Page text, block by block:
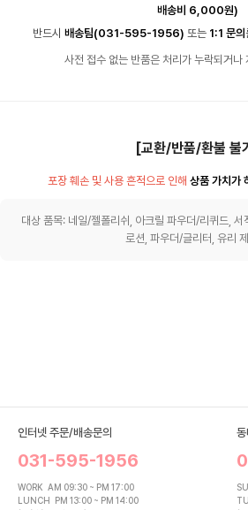
배송비 6,000원)
반드시 배송팀(031-595-1956) 또는 1:1 문의
사전 접수 없는 반품은 처리가 누락되거나
[교환/반품/환불 불
포장 훼손 및 사용 흔적으로 인해 상품 가치가
대상 품목: 네일/젤폴리쉬, 아크릴 파우더/리퀴드, 서
로션, 파우더/글리터, 유리
인터넷 주문/배송문의
031-595-1956
WORK AM 09:30 ~ PM 17:00
LUNCH PM 13:00 ~ PM 14:00